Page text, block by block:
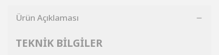
Ürün Açıklaması
TEKNİK BİLGİLER